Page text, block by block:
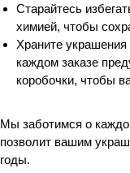
Старайтесь
химией, чтобы
Храните украшения
каждом заказе
коробочки, чтобы
Мы заботимся о
позволит вашим
годы.